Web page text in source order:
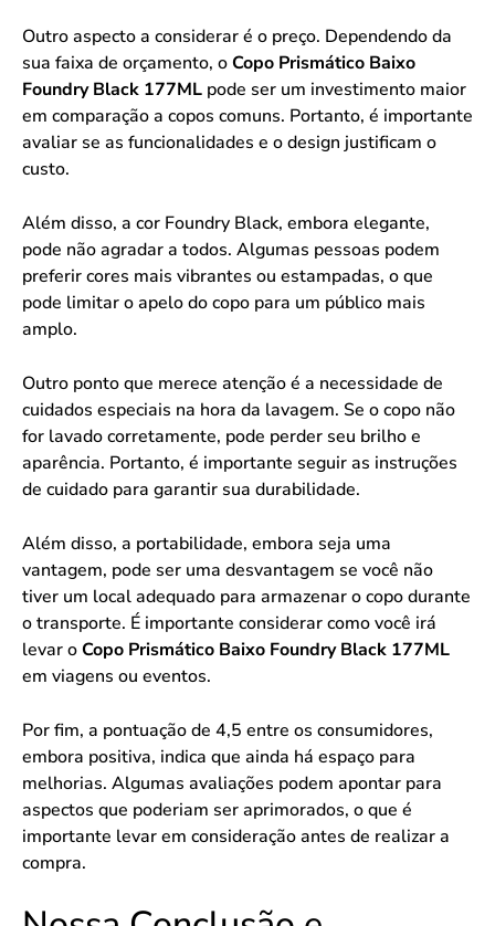
Outro aspecto a considerar é o preço. Dependendo da
sua faixa de orçamento, oCopo Prismático Baixo
Foundry Black 177ML pode ser um investimento maior
em comparação a copos comuns. Portanto, é importante
avaliar se as funcionalidades e o design justificam o
custo.
Além disso, a cor Foundry Black, embora elegante,
pode não agradar a todos. Algumas pessoas podem
preferir cores mais vibrantes ou estampadas, o que
pode limitar o apelo do copo para um público mais
amplo.
Outro ponto que merece atenção é a necessidade de
cuidados especiais na hora da lavagem. Se o copo não
for lavado corretamente, pode perder seu brilho e
aparência. Portanto, é importante seguir as instruções
de cuidado para garantir sua durabilidade.
Além disso, a portabilidade, embora seja uma
vantagem, pode ser uma desvantagem se você não
tiver um local adequado para armazenar o copo durante
o transporte. É importante considerar como você irá
levar oCopo Prismático Baixo Foundry Black 177ML
em viagens ou eventos.
Por fim, a pontuação de 4,5 entre os consumidores,
embora positiva, indica que ainda há espaço para
melhorias. Algumas avaliações podem apontar para
aspectos que poderiam ser aprimorados, o que é
importante levar em consideração antes de realizar a
compra.